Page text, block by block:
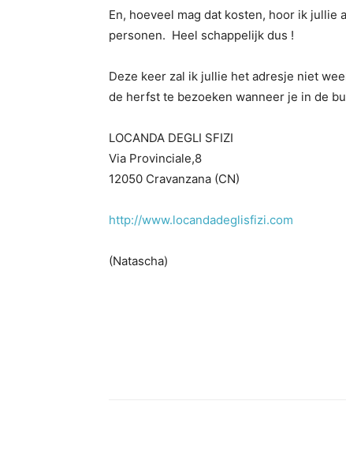
En, hoeveel mag dat kosten, hoor ik
personen. Heel schappelijk dus !
Deze keer zal ik jullie het adresje niet
de herfst te bezoeken wanneer je in de
LOCANDA DEGLI SFIZI
Via Provinciale,8
12050 Cravanzana (CN)
http://www.locandadeglisfizi.com
(Natascha)